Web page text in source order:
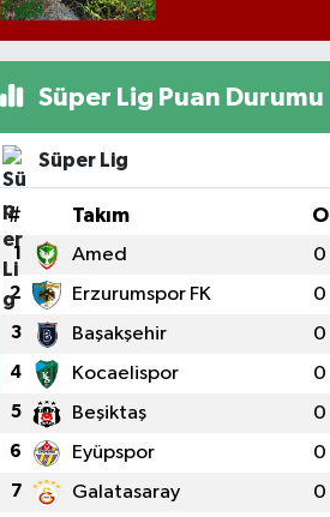
Süper Lig Puan Durumu
Süper Lig
# Takım O
1 Amed 0
2 Erzurumspor FK 0
3 Başakşehir 0
4 Kocaelispor 0
5 Beşiktaş 0
6 Eyüpspor 0
7 Galatasaray 0